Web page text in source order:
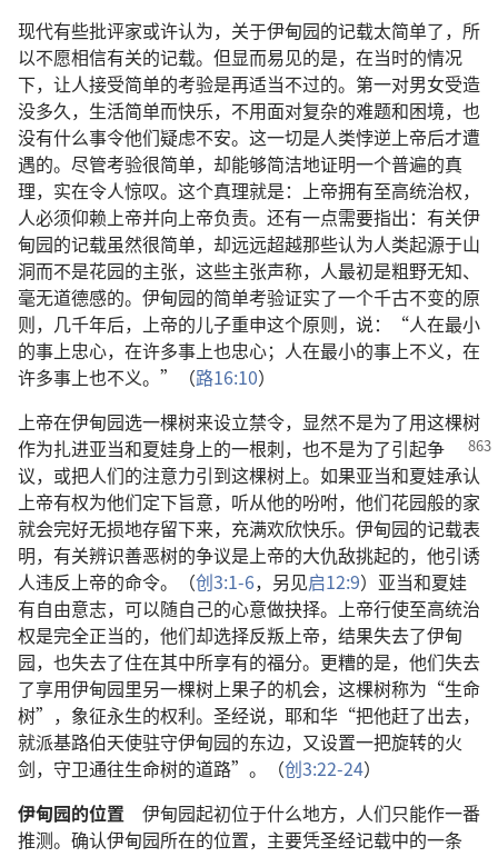
现代有些批评家或许认为，关于伊甸园的记载太简单了，所
以不愿相信有关的记载。但显而易见的是，在当时的情况
下，让人接受简单的考验是再适当不过的。第一对男女受造
没多久，生活简单而快乐，不用面对复杂的难题和困境，也
没有什么事令他们疑虑不安。这一切是人类悖逆上帝后才遭
遇的。尽管考验很简单，却能够简洁地证明一个普遍的真
理，实在令人惊叹。这个真理就是：上帝拥有至高统治权，
人必须仰赖上帝并向上帝负责。还有一点需要指出：有关伊
甸园的记载虽然很简单，却远远超越那些认为人类起源于山
洞而不是花园的主张，这些主张声称，人最初是粗野无知、
毫无道德感的。伊甸园的简单考验证实了一个千古不变的原
则，几千年后，上帝的儿子重申这个原则，说：“人在最小
的事上忠心，在许多事上也忠心；人在最小的事上不义，在
许多事上也不义。”（路16:10）
上帝在伊甸园选一棵树来设立禁令，显然不是为了用这棵树
作为扎进亚当和夏娃身上的一根刺，也不是为了引起争
议，或把人们的注意力引到这棵树上。如果亚当和夏娃承认
上帝有权为他们定下旨意，听从他的吩咐，他们花园般的家
就会完好无损地存留下来，充满欢欣快乐。伊甸园的记载表
明，有关辨识善恶树的争议是上帝的大仇敌挑起的，他引诱
人违反上帝的命令。（创3:1-6，另见启12:9）亚当和夏娃
有自由意志，可以随自己的心意做抉择。上帝行使至高统治
权是完全正当的，他们却选择反叛上帝，结果失去了伊甸
园，也失去了住在其中所享有的福分。更糟的是，他们失去
了享用伊甸园里另一棵树上果子的机会，这棵树称为“生命
树”，象征永生的权利。圣经说，耶和华“把他赶了出去，
就派基路伯天使驻守伊甸园的东边，又设置一把旋转的火
剑，守卫通往生命树的道路”。（创3:22-24）
伊甸园的位置 伊甸园起初位于什么地方，人们只能作一番
推测。确认伊甸园所在的位置，主要凭圣经记载中的一条